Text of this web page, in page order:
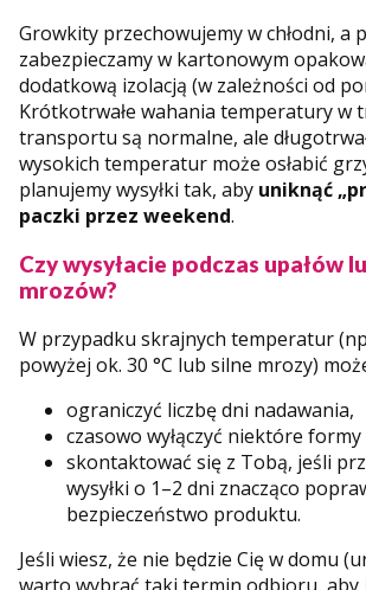
Growkity przechowujemy w chłodni, a
zabezpieczamy w kartonowym
dodatkową izolacją (w zależności od
Krótkotrwałe wahania temperatury w
transportu są normalne, ale
wysokich temperatur może osłabić
planujemy wysyłki tak, aby uniknąć
paczki przez weekend.
Czy wysyłacie podczas upałów
mrozów?
W przypadku skrajnych temperatur
powyżej ok. 30 °C lub silne mrozy)
ograniczyć liczbę dni nadawania,
czasowo wyłączyć niektóre
skontaktować się z Tobą, jeśli
wysyłki o 1–2 dni znacząco
bezpieczeństwo produktu.
Jeśli wiesz, że nie będzie Cię w domu